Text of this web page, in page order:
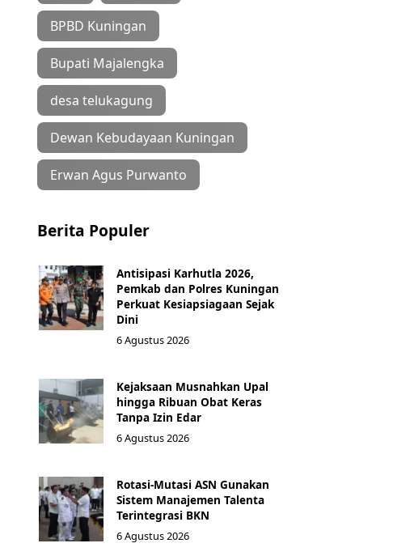
BPBD Kuningan
Bupati Majalengka
desa telukagung
Dewan Kebudayaan Kuningan
Erwan Agus Purwanto
Berita Populer
Antisipasi Karhutla 2026,
Pemkab dan Polres Kuningan
Perkuat Kesiapsiagaan Sejak
Dini
6 Agustus 2026
Kejaksaan Musnahkan Upal
hingga Ribuan Obat Keras
Tanpa Izin Edar
6 Agustus 2026
Rotasi-Mutasi ASN Gunakan
Sistem Manajemen Talenta
Terintegrasi BKN
6 Agustus 2026